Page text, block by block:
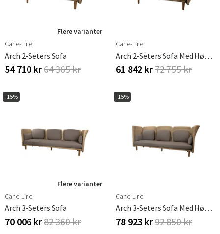
Sverige
Danmark
Flere varianter
Cane-Line
Arch 2-Seters Sofa
54 710 kr64 365 kr
Cane-Line
Arch 2-Seters Sofa Med Høy Arm-/ryggstøtte
61 842 kr72 755 kr
-15%
Flere varianter
Cane-Line
Arch 3-Seters Sofa
70 006 kr82 360 kr
-15%
Cane-Line
Arch 3-Seters Sofa Med Høy Arm-/ryggstøtte
78 923 kr92 850 kr